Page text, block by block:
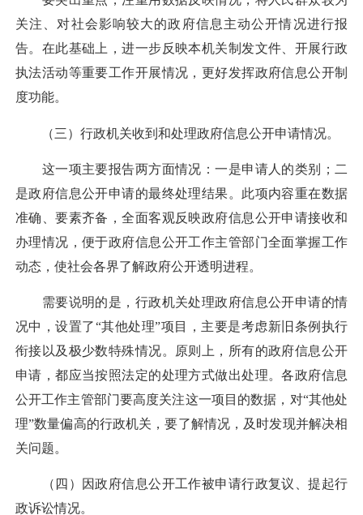
关注、对社会影响较大的政府信息主动公开情况进行报
告。在此基础上，进一步反映本机关制发文件、开展行政
执法活动等重要工作开展情况，更好发挥政府信息公开制
度功能。
（三）行政机关收到和处理政府信息公开申请情况。
这一项主要报告两方面情况：一是申请人的类别；二
是政府信息公开申请的最终处理结果。此项内容重在数据
准确、要素齐备，全面客观反映政府信息公开申请接收和
办理情况，便于政府信息公开工作主管部门全面掌握工作
动态，使社会各界了解政府公开透明进程。
需要说明的是，行政机关处理政府信息公开申请的情
况中，设置了“其他处理”项目，主要是考虑新旧条例执行
衔接以及极少数特殊情况。原则上，所有的政府信息公开
申请，都应当按照法定的处理方式做出处理。各政府信息
公开工作主管部门要高度关注这一项目的数据，对“其他处
理”数量偏高的行政机关，要了解情况，及时发现并解决相
关问题。
（四）因政府信息公开工作被申请行政复议、提起行
政诉讼情况。